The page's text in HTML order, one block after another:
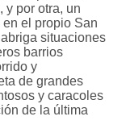
y por otra, un
el propio San
situaciones
barrios
y
de grandes
y caracoles
de la última